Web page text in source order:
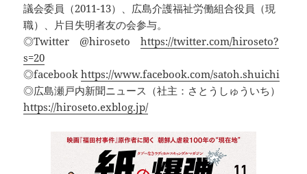
議会委員（2011-13）、広島介護福祉労働組合役員（現
職）、片目失明者友の会参与。
◎Twitter @hirosetohttps://twitter.com/hiroseto?
s=20
◎facebookhttps://www.facebook.com/satoh.shuichi
◎広島瀬戸内新聞ニュース（社主：さとうしゅういち）
https://hiroseto.exblog.jp/